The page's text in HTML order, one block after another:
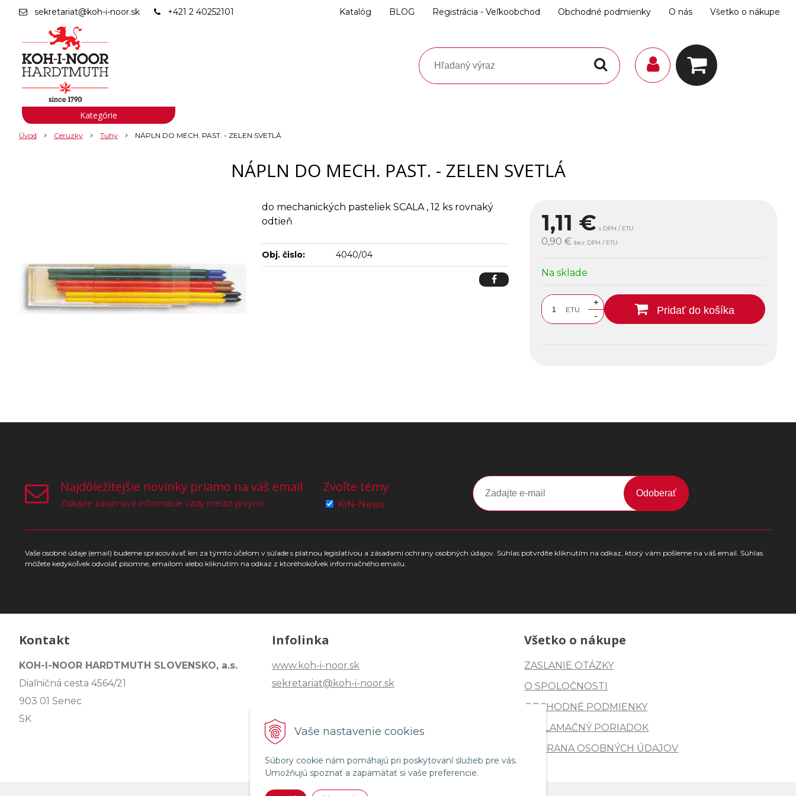
Vaše nastavenie cookies
Súbory cookie nám pomáhajú pri poskytovaní služieb pre vás.
Umožňujú spoznať a zapamätať si vaše preferencie.
sekretariat@koh-i-noor.sk +421 2 40252101 Katalóg BLOG Registrácia - Veľkoobchod Obchodné podmienky O nás Všetko o nákupe
Úvod Ceruzky Tuhy NÁPLN DO MECH. PAST. - ZELEN SVETLÁ
NÁPLN DO MECH. PAST. - ZELEN SVETLÁ
1,11 € s DPH / ETU
0,90 € bez DPH / ETU
Na sklade
ETU
+
-
Pridať do košíka
do mechanických pasteliek SCALA , 12 ks rovnaký
odtieň
Obj. čislo: 4040/04
Kategórie
Najdôležitejšie novinky priamo na váš email
Získajte zaujímavé informácie vždy medzi prvými
Zvoľte témy
KIN-News
Odoberať
Vaše osobné údaje (email) budeme spracovávať len za týmto účelom v súlade s platnou legislatívou a zásadami ochrany osobných údajov. Súhlas potvrdíte kliknutím na odkaz, ktorý vám pošleme na váš email. Súhlas
môžete kedykoľvek odvolať písomne, emailom alebo kliknutím na odkaz z ktoréhokoľvek informačného emailu.
Kontakt
KOH-I-NOOR HARDTMUTH SLOVENSKO, a.s.
Diaľničná cesta 4564/21
903 01 Senec
SK
Infolinka
www.koh-i-noor.sk
sekretariat@koh-i-noor.sk
Tel: +421 2 40252101
Fax: +421 2 44872870
Všetko o nákupe
ZASLANIE OTÁZKY
O SPOLOČNOSTI
OBCHODNÉ PODMIENKY
REKLAMAČNÝ PORIADOK
OCHRANA OSOBNÝCH ÚDAJOV